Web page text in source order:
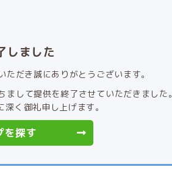
しました
だき誠にありがとうございます。
して提供を終了させていただきました。
く御礼申し上げます。
を探す